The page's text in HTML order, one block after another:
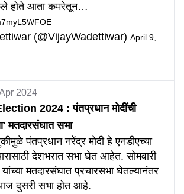
होते आता कमरेतून…
(@VijayWadettiwar) April 9,
2024
2024 : पंतप्रधान मोदींची
मतदारसंघात सभा
पंतप्रधान नरेंद्र मोदी हे एनडीएच्या
देशभरात सभा घेत आहेत. सोमवारी
मतदारसंघात प्रचारसभा घेतल्यानंतर
आज दुसरी सभा होत आहे.